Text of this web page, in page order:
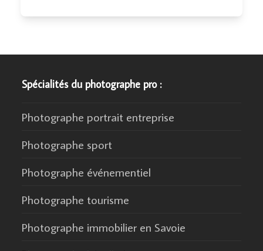
Spécialités du photographe pro :
Photographe portrait entreprise
Photographe sport
Photographe événementiel
Photographe tourisme
Photographe immobilier en Savoie